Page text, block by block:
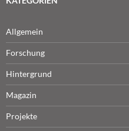
Allgemein
Forschung
Hintergrund
Magazin
Projekte